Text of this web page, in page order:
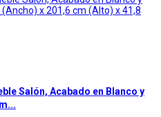
Salón, Acabado en Blanco y